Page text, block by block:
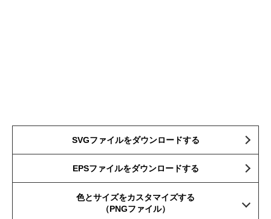
SVGファイルをダウンロードする
EPSファイルをダウンロードする
色とサイズをカスタマイズする
（PNGファイル）